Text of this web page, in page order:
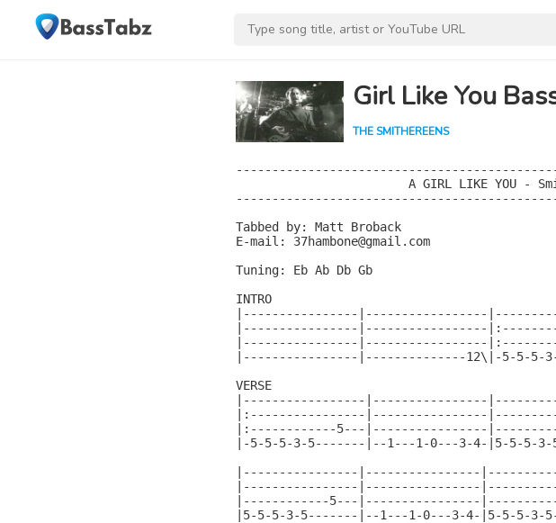
Girl Like You
THE SMITHEREENS
A GIRL LIKE YOU -
Tabbed by: Matt Broback
E-mail: 37hambone@gmail.com
Tuning: Eb Ab Db Gb
INTRO
|----------------|-----------------
|----------------|-----------------
|----------------|-----------------
|----------------|--------------12\|-5-5-5-
VERSE
|-----------------|----------------
|:----------------|----------------
|:------------5---|----------------
|-5-5-5-3-5-------|--1---1-0---3-4-|5-5-
|----------------|----------------
|----------------|----------------
|------------5---|----------------
|5-5-5-3-5-------|--1---1-0---3-4-|5-5-5-